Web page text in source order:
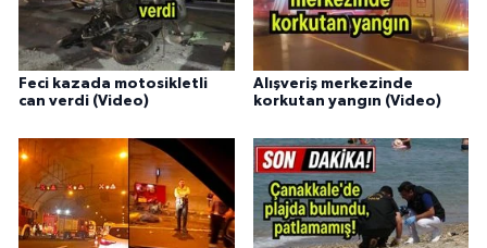
Feci kazada motosikletli
can verdi (Video)
Alışveriş merkezinde
korkutan yangın (Video)